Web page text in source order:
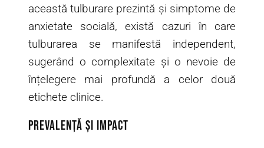
această tulburare prezintă și simptome de
anxietate socială, există cazuri în care
tulburarea se manifestă independent,
sugerând o complexitate și o nevoie de
înțelegere mai profundă a celor două
etichete clinice.
Prevalență și impact